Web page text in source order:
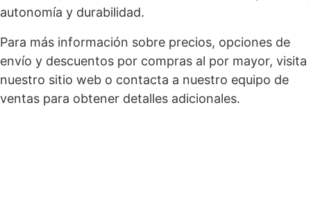
autonomía y durabilidad.
Para más información sobre precios, opciones de
envío y descuentos por compras al por mayor, visita
nuestro sitio web o contacta a nuestro equipo de
ventas para obtener detalles adicionales.